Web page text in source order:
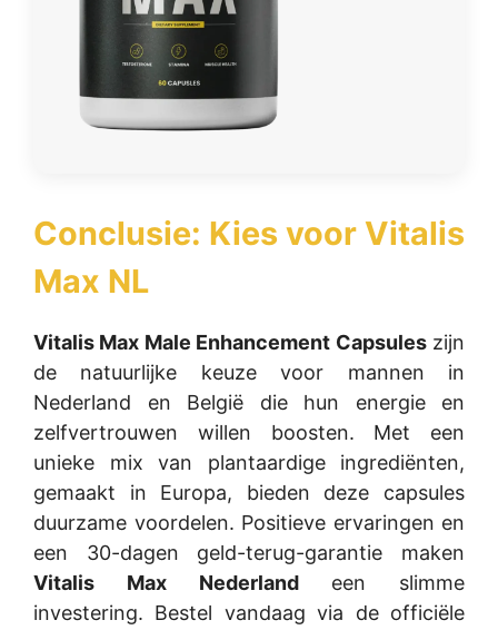
Conclusie: Kies voor Vitalis
Max NL
Vitalis Max Male Enhancement Capsuleszijn
de natuurlijke keuze voor mannen in
Nederland en België die hun energie en
zelfvertrouwen willen boosten. Met een
unieke mix van plantaardige ingrediënten,
gemaakt in Europa, bieden deze capsules
duurzame voordelen. Positieve ervaringen en
een 30-dagen geld-terug-garantie maken
Vitalis Max Nederlandeen slimme
investering. Bestel vandaag via de officiële